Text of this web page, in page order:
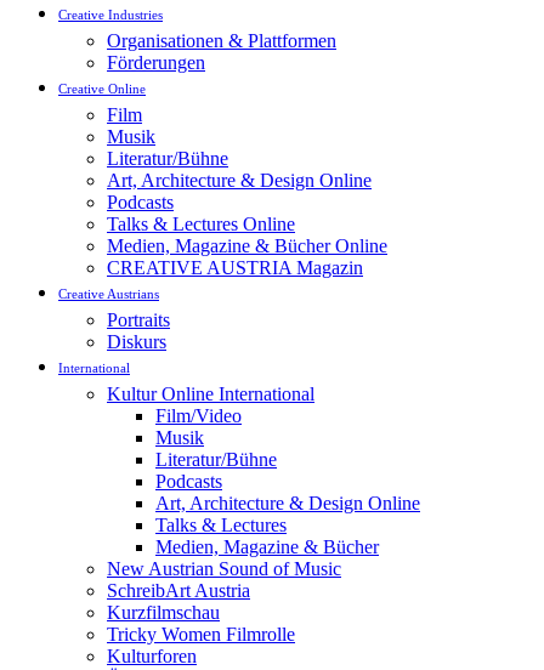
Creative Industries
Organisationen & Plattformen
Förderungen
Creative Online
Film
Musik
Literatur/Bühne
Art, Architecture & Design Online
Podcasts
Talks & Lectures Online
Medien, Magazine & Bücher Online
CREATIVE AUSTRIA Magazin
Creative Austrians
Portraits
Diskurs
International
Kultur Online International
Film/Video
Musik
Literatur/Bühne
Podcasts
Art, Architecture & Design Online
Talks & Lectures
Medien, Magazine & Bücher
New Austrian Sound of Music
SchreibArt Austria
Kurzfilmschau
Tricky Women Filmrolle
Kulturforen